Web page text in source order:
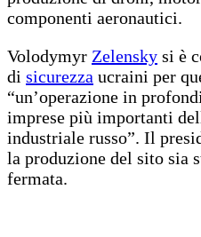
componenti aeronautici.
Volodymyr Zelensky si è
di sicurezza ucraini per
“un’operazione in
imprese più importanti
industriale russo”. Il
la produzione del sito sia
fermata.